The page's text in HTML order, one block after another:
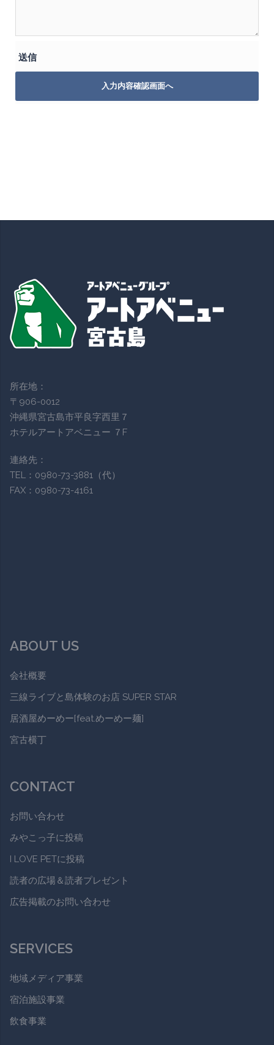
送信
所在地：
〒906-0012
沖縄県宮古島市平良字西里７
ホテルアートアベニュー ７F
連絡先：
TEL：0980-73-3881（代）
FAX：0980-73-4161
ABOUT US
会社概要
三線ライブと島体験のお店 SUPER STAR
居酒屋めーめー[feat.めーめー麺]
宮古横丁
CONTACT
お問い合わせ
みやこっ子に投稿
I LOVE PETに投稿
読者の広場＆読者プレゼント
広告掲載のお問い合わせ
SERVICES
地域メディア事業
宿泊施設事業
飲食事業